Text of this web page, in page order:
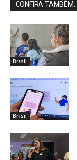
CONFIRA TAMBÉM:
Brasil
Brasil